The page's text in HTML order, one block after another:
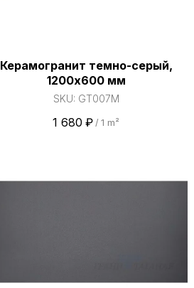
Керамогранит темно-серый,
1200х600 мм
SKU: GT007M
1 680 ₽ / 1 m²